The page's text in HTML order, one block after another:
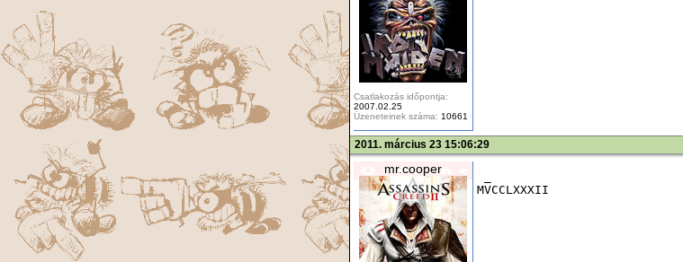
Csatlakozás időpontja:
2007.02.25
Üzeneteinek száma: 10661
2011. március 23 15:06:29
mr.cooper
MVCCLXXXII